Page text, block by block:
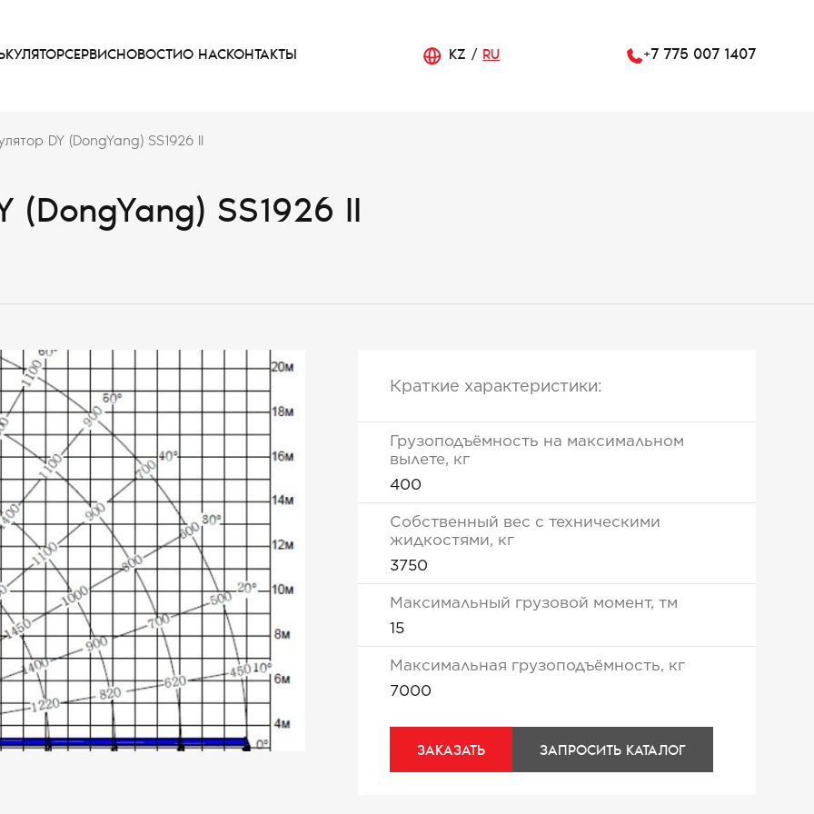
СЕРВИСНОВОСТИО НАСКОНТАКТЫ KZ RU +7 775 007 1407
DY (DongYang) SS1926 II
(DongYang) SS1926 II
Краткие характеристики:
Грузоподъёмность на максимальном
вылете, кг
400
Собственный вес с техническими
жидкостями, кг
3750
Максимальный грузовой момент, тм
15
Максимальная грузоподъёмность, кг
7000
ЗАКАЗАТЬ ЗАПРОСИТЬ КАТАЛОГ